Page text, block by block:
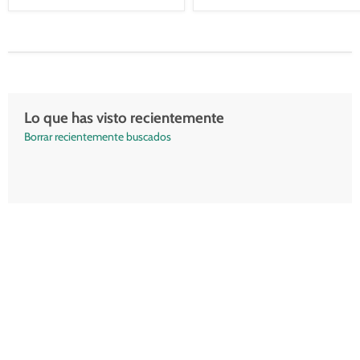
Lo que has visto recientemente
Borrar recientemente buscados